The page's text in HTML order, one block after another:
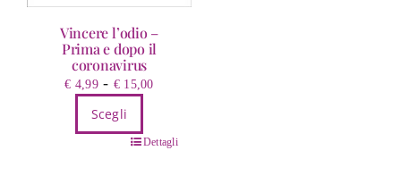
Vincere l’odio –
Prima e dopo il
coronavirus
€ 4,99 - € 15,00Fascia
da
Scegli
Dettagli